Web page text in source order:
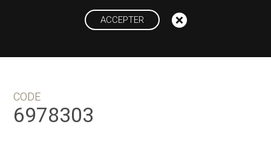
ETHYLTHIAZOLE
ACCEPTER
CODE
6978303